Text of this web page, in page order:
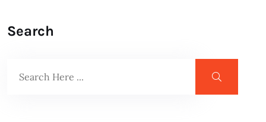
Search